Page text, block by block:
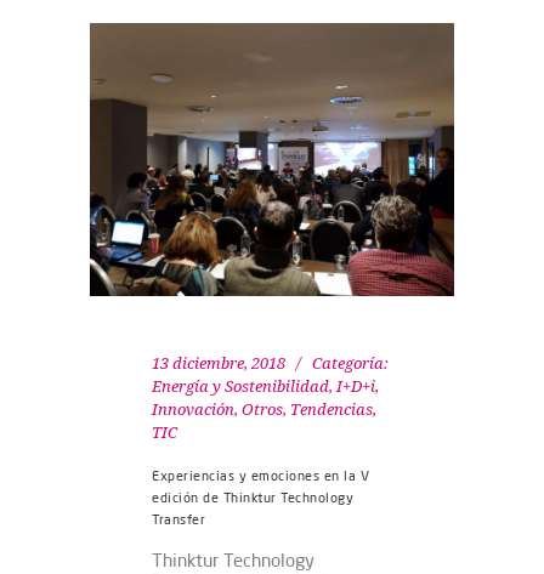
13 diciembre, 2018
Categoría:
Energía y Sostenibilidad,I+D+i,
Innovación, Otros, Tendencias,
TIC
Experiencias y emociones en la V
edición de Thinktur Technology
Transfer
Thinktur Technology